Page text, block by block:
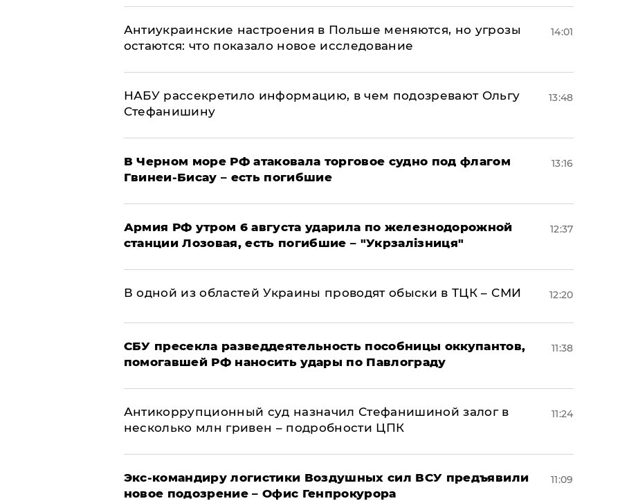
Антиукраинские настроения в Польше меняются, но угрозы
остаются: что показало новое исследование
14:01
НАБУ рассекретило информацию, в чем подозревают Ольгу
Стефанишину
13:48
В Черном море РФ атаковала торговое судно под флагом
Гвинеи-Бисау – есть погибшие
13:16
Армия РФ утром 6 августа ударила по железнодорожной
станции Лозовая, есть погибшие – "Укрзалізниця"
12:37
В одной из областей Украины проводят обыски в ТЦК – СМИ 12:20
СБУ пресекла разведдеятельность пособницы оккупантов,
помогавшей РФ наносить удары по Павлограду
11:38
Антикоррупционный суд назначил Стефанишиной залог в
несколько млн гривен – подробности ЦПК
11:24
Экс-командиру логистики Воздушных сил ВСУ предъявили
новое подозрение – Офис Генпрокурора
11:09